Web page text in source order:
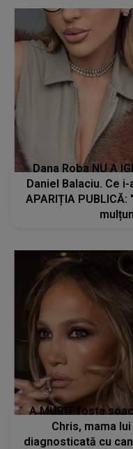
Dana Roba NU A
Daniel Balaciu. Ce
APARIȚIA
A MURIT fosta
Chris, mama
diagnosticată cu